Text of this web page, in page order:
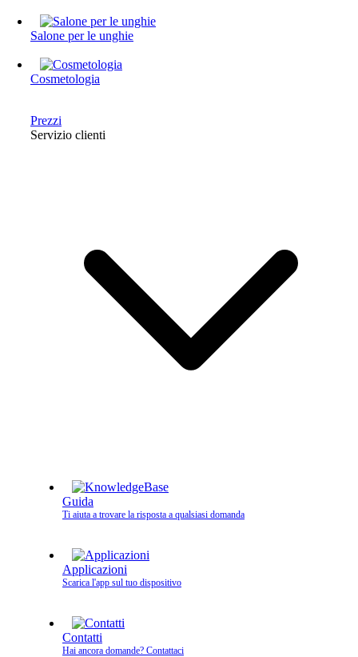
Salone per le unghie
Cosmetologia
Prezzi
Servizio clienti
Guida
Ti aiuta a trovare la risposta a qualsiasi domanda
Applicazioni
Scarica l'app sul tuo dispositivo
Contatti
Hai ancora domande? Contattaci